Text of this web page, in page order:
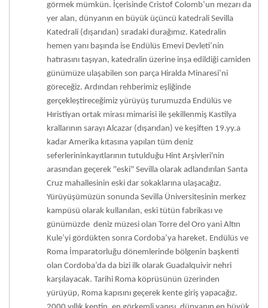
görmek mümkün. İçerisinde Cristof Colomb’un mezarı da
yer alan, dünyanın en büyük üçüncü katedrali Sevilla
Katedrali (dışarıdan) sıradaki durağımız. Katedralin
hemen yanı başında ise Endülüs Emevi Devleti’nin
hatırasını taşıyan, katedralin üzerine inşa edildiği camiden
günümüze ulaşabilen son parça Hiralda Minaresi’ni
göreceğiz. Ardından rehberimiz eşliğinde
gerçekleştireceğimiz yürüyüş turumuzda Endülüs ve
Hıristiyan ortak mirası mimarisi ile şekillenmiş Kastilya
krallarının sarayı Alcazar (dışarıdan) ve keşiften 19.yy.a
kadar Amerika kıtasına yapılan tüm deniz
seferlerininkayıtlarının tutulduğu Hint Arşivleri'nin
arasından geçerek "eski" Sevilla olarak adlandırılan Santa
Cruz mahallesinin eski dar sokaklarına ulaşacağız.
Yürüyüşümüzün sonunda Sevilla Üniversitesinin merkez
kampüsü olarak kullanılan, eski tütün fabrikası ve
günümüzde deniz müzesi olan Torre del Oro yani Altın
Kule’yi gördükten sonra Cordoba’ya hareket. Endülüs ve
Roma İmparatorluğu dönemlerinde bölgenin başkenti
olan Cordoba’da da bizi ilk olarak Guadalquivir nehri
karşılayacak. Tarihi Roma köprüsünün üzerinden
yürüyüp, Roma kapısını geçerek kente giriş yapacağız.